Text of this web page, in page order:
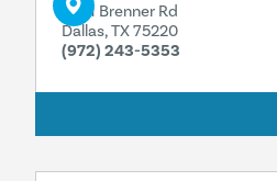
2631 Brenner Rd
Dallas, TX 75220
(972) 243-5353